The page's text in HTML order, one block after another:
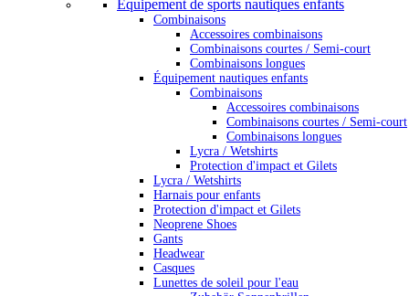
Équipement de sports nautiques enfants
Combinaisons
Accessoires combinaisons
Combinaisons courtes / Semi-court
Combinaisons longues
Équipement nautiques enfants
Combinaisons
Accessoires combinaisons
Combinaisons courtes / Semi-court
Combinaisons longues
Lycra / Wetshirts
Protection d'impact et Gilets
Lycra / Wetshirts
Harnais pour enfants
Protection d'impact et Gilets
Neoprene Shoes
Gants
Headwear
Casques
Lunettes de soleil pour l'eau